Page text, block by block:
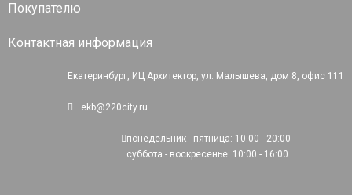
Покупателю
Контактная информация
Екатеринбург, ИЦ Архитектор, ул. Малышева, дом 8, офис 111
ekb@220city.ru
понедельник - пятница: 10:00 - 20:00
суббота - воскресенье: 10:00 - 16:00